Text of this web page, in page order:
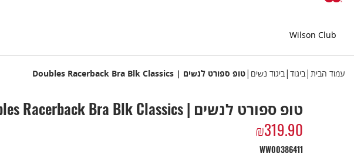
Wilson Club
עמוד הבית |ביגוד |ביגוד נשים |טופ ספורט לנשים | Doubles Racerback Bra Blk Classics
טופ ספורט לנשים | Doubles Racerback Bra Blk Classics
₪319.90
WW00386411